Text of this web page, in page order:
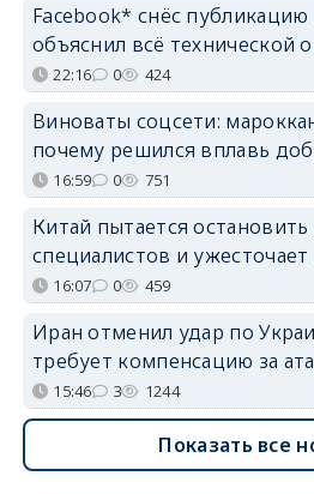
Facebook* снёс
объяснил всё технической
22:16 0 424
Виноваты соцсети:
почему решился вплавь
16:59 0 751
Китай пытается остановить
специалистов и
16:07 0 459
Иран отменил удар по
требует компенсацию за
15:46 3 1244
Показать все